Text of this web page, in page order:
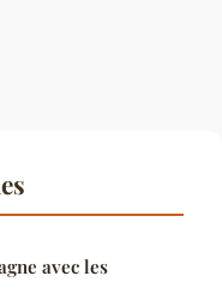
avec les